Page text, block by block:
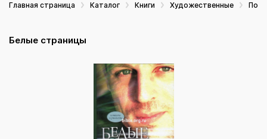
Главная страница Каталог Книги Художественные
Белые страницы